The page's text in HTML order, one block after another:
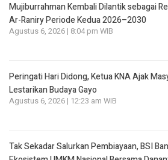
Mujiburrahman Kembali Dilantik sebagai
Ar-Raniry Periode Kedua 2026–2030
Agustus 6, 2026 | 8:04 pm WIB
Peringati Hari Didong, Ketua KNA Ajak
Lestarikan Budaya Gayo
Agustus 6, 2026 | 12:23 am WIB
Tak Sekadar Salurkan Pembiayaan, BSI